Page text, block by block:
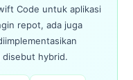
Code untuk aplikasi
repot, ada juga
disebut hybrid.